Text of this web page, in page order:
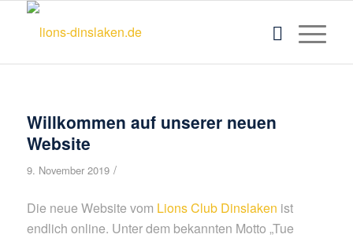
Willkommen auf unserer neuen
Website
9. November 2019 /
Die neue Website vom Lions Club Dinslaken ist
endlich online. Unter dem bekannten Motto „Tue